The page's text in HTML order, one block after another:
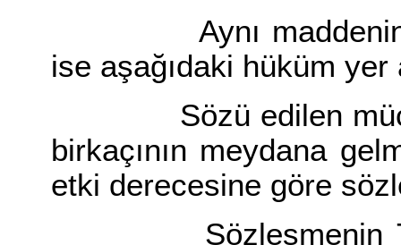
Aynı maddenin B/3
ise aşağıdaki hüküm yer
Sözü edilen mücbir
birkaçının meydana
etki derecesine göre
Sözleşmenin 7.